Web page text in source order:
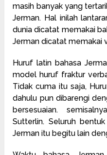
masih banyak yang
Jerman. Hal inilah
dunia dicatat memakai
Jerman dicatat memakai
Huruf latin bahasa
model huruf fraktur
Tidak cuma itu saja,
dahulu pun dibarengi
bersesuaian.
Sutterlin. Seluruh
Jerman itu begitu lain